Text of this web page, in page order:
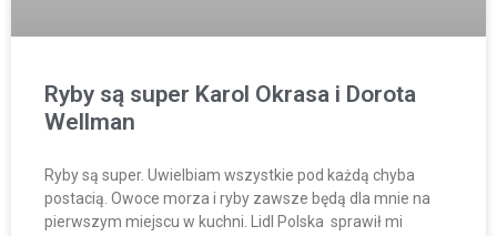
Ryby są super Karol Okrasa i Dorota
Wellman
Ryby są super. Uwielbiam wszystkie pod każdą chyba
postacią. Owoce morza i ryby zawsze będą dla mnie na
pierwszym miejscu w kuchni. Lidl Polska sprawił mi